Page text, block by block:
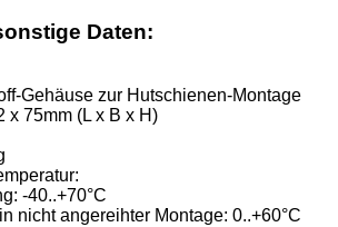
Daten:
Gehäuse zur Hutschienen-Montage
x 75mm (L x B x H)
-40..+70°C
nicht angereihter Montage: 0..+60°C